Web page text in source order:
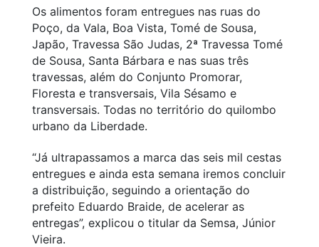
Os alimentos foram entregues nas ruas do
Poço, da Vala, Boa Vista, Tomé de Sousa,
Japão, Travessa São Judas, 2ª Travessa Tomé
de Sousa, Santa Bárbara e nas suas três
travessas, além do Conjunto Promorar,
Floresta e transversais, Vila Sésamo e
transversais. Todas no território do quilombo
urbano da Liberdade.
“Já ultrapassamos a marca das seis mil cestas
entregues e ainda esta semana iremos concluir
a distribuição, seguindo a orientação do
prefeito Eduardo Braide, de acelerar as
entregas”, explicou o titular da Semsa, Júnior
Vieira.